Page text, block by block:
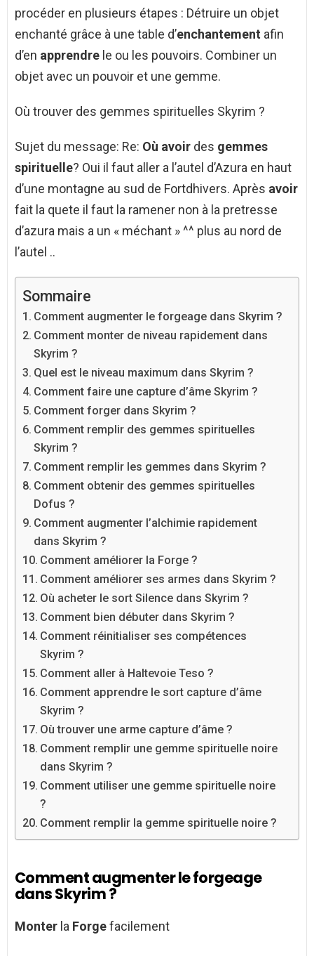
procéder en plusieurs étapes : Détruire un objet
enchanté grâce à une table d’enchantement afin
d’en apprendre le ou les pouvoirs. Combiner un
objet avec un pouvoir et une gemme.
Où trouver des gemmes spirituelles Skyrim ?
Sujet du message: Re: Où avoir des gemmes
spirituelle? Oui il faut aller a l’autel d’Azura en haut
d’une montagne au sud de Fortdhivers. Après avoir
fait la quete il faut la ramener non à la pretresse
d’azura mais a un « méchant » ^^ plus au nord de
l’autel ..
Sommaire
Comment augmenter le forgeage dans Skyrim ?
Comment monter de niveau rapidement dans
Skyrim ?
Quel est le niveau maximum dans Skyrim ?
Comment faire une capture d’âme Skyrim ?
Comment forger dans Skyrim ?
Comment remplir des gemmes spirituelles
Skyrim ?
Comment remplir les gemmes dans Skyrim ?
Comment obtenir des gemmes spirituelles
Dofus ?
Comment augmenter l’alchimie rapidement
dans Skyrim ?
Comment améliorer la Forge ?
Comment améliorer ses armes dans Skyrim ?
Où acheter le sort Silence dans Skyrim ?
Comment bien débuter dans Skyrim ?
Comment réinitialiser ses compétences
Skyrim ?
Comment aller à Haltevoie Teso ?
Comment apprendre le sort capture d’âme
Skyrim ?
Où trouver une arme capture d’âme ?
Comment remplir une gemme spirituelle noire
dans Skyrim ?
Comment utiliser une gemme spirituelle noire
?
Comment remplir la gemme spirituelle noire ?
Comment augmenter le forgeage
dans Skyrim ?
Monter la Forgefacilement